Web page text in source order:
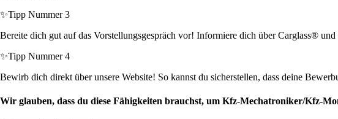
✨Tipp Nummer 3
Bereite dich gut auf das Vorstellungsgespräch vor! Informiere dich über Carglass®
✨Tipp Nummer 4
Bewirb dich direkt über unsere Website! So kannst du sicherstellen, dass deine
Wir glauben, dass du diese Fähigkeiten brauchst, um Kfz-Mechatroniker/Kfz-